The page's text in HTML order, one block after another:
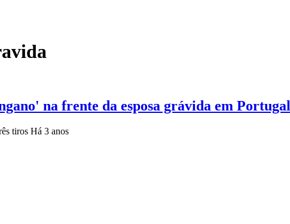
na frente da esposa grávida em Portugal
tiros Há 3 anos